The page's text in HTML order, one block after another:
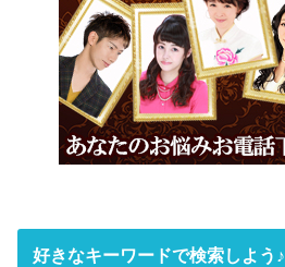
好きなキーワードで検索しよう♪